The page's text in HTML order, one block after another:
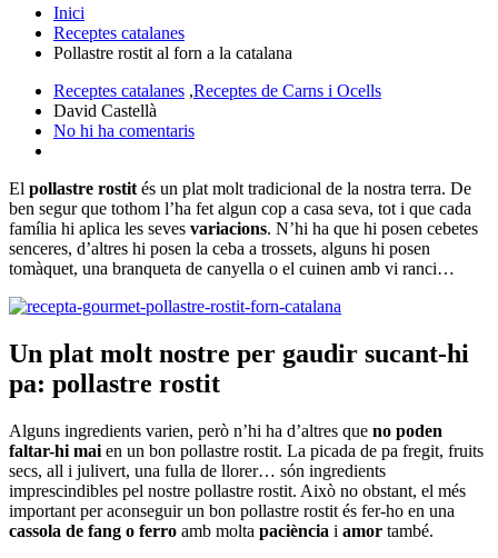
Inici
Receptes catalanes
Pollastre rostit al forn a la catalana
Receptes catalanes ,Receptes de Carns i Ocells
David Castellà
No hi ha comentaris
El pollastre rostit és un plat molt tradicional de la nostra terra. De
ben segur que tothom l’ha fet algun cop a casa seva, tot i que cada
família hi aplica les seves variacions. N’hi ha que hi posen cebetes
senceres, d’altres hi posen la ceba a trossets, alguns hi posen
tomàquet, una branqueta de canyella o el cuinen amb vi ranci…
Un plat molt nostre per gaudir sucant-hi
pa: pollastre rostit
Alguns ingredients varien, però n’hi ha d’altres que no poden
faltar-hi mai en un bon pollastre rostit. La picada de pa fregit, fruits
secs, all i julivert, una fulla de llorer… són ingredients
imprescindibles pel nostre pollastre rostit. Això no obstant, el més
important per aconseguir un bon pollastre rostit és fer-ho en una
cassola de fang o ferro amb molta paciència i amor també.